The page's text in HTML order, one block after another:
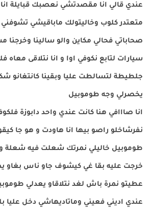
عندي قالي انا مقصدتشي نعصبك قبايلة انا
متعتدر كلوب وخاليتولك ماباقيشي
صحاباتي فحالي مكاين والو سالينا وخرجنا
سيارات لتابع نكوفي اوا و انا نتلاقى
جلطيطة لتسالطت عليا وبقينا كانتغانو
يخصرلي وجه طوموبيل
انا صااافي هنا كانت عندي واحد دابوزة
نفرشاخلو راصو بيها انا هاودت و هو جا
طوموبيل خاليلي نمرتك شعلت فيه شعلة
خرجت عليه بقا غي كيشوف جاو ناس بغاو
عطيتو نمرة باش لغد نتلاقاو يعدلي
عندي اديني فعيني وماتاديهاشي دخل عليا